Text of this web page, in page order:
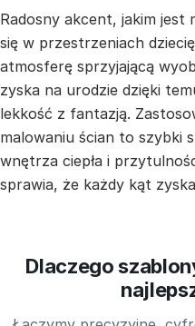
Radosny akcent, jakim jest
się w przestrzeniach
atmosferę sprzyjającą
zyska na urodzie dzięki
lekkość z fantazją.
malowaniu ścian to szybki
wnętrza ciepła i
sprawia, że każdy kąt
Dlaczego